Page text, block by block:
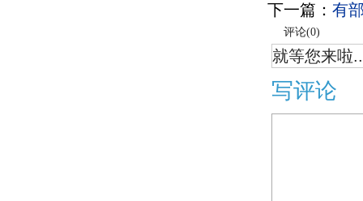
下一篇： 有
评论(0)
就等您来啦
写评论